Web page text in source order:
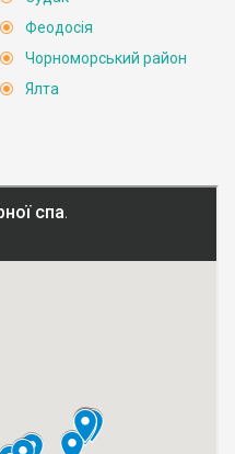
Феодосія
Чорноморський район
Ялта